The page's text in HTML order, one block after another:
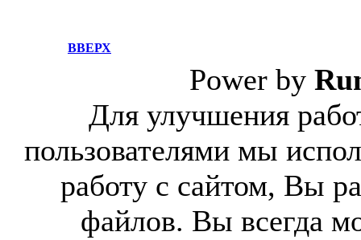
ВВЕРХ
Power by
Для улучшения
пользователями мы
работу с сайтом, Вы
файлов. Вы всегда